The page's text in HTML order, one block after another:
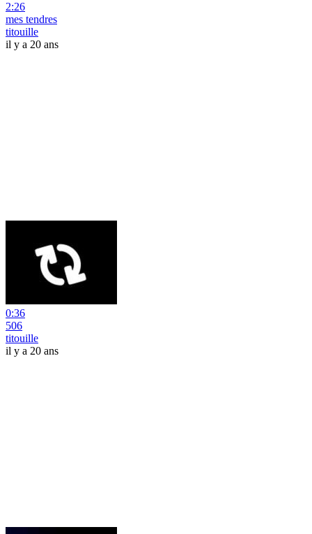
2:26
mes tendres
titouille
il y a 20 ans
0:36
506
titouille
il y a 20 ans